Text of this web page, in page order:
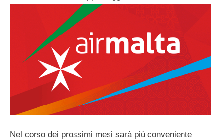
Nel corso dei prossimi mesi sarà più conveniente